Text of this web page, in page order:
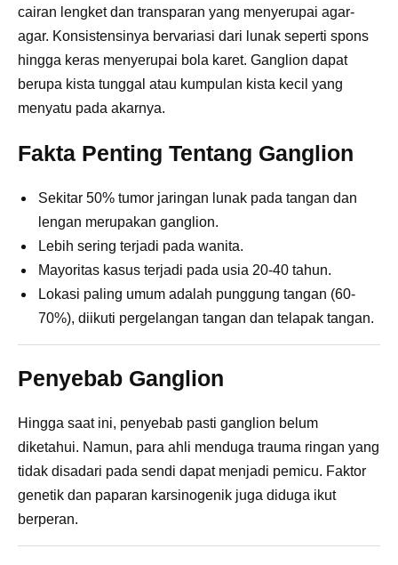
cairan lengket dan transparan yang menyerupai agar-
agar. Konsistensinya bervariasi dari lunak seperti spons
hingga keras menyerupai bola karet. Ganglion dapat
berupa kista tunggal atau kumpulan kista kecil yang
menyatu pada akarnya.
Fakta Penting Tentang Ganglion
Sekitar 50% tumor jaringan lunak pada tangan dan
lengan merupakan ganglion.
Lebih sering terjadi pada wanita.
Mayoritas kasus terjadi pada usia 20-40 tahun.
Lokasi paling umum adalah punggung tangan (60-
70%), diikuti pergelangan tangan dan telapak tangan.
Penyebab Ganglion
Hingga saat ini, penyebab pasti ganglion belum
diketahui. Namun, para ahli menduga trauma ringan yang
tidak disadari pada sendi dapat menjadi pemicu. Faktor
genetik dan paparan karsinogenik juga diduga ikut
berperan.